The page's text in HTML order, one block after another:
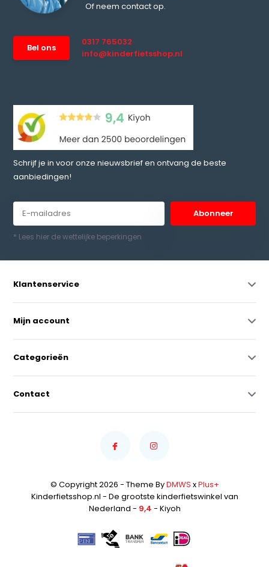
Of neem contact op.
Bel ons
0317 765032
info@kinderfietsshop.nl
Schrijf je in voor onze nieuwsbrief en ontvang de beste
aanbiedingen!
Abonneer
* Lees hier de wettelijke beperkingen
Klantenservice
Mijn account
Categorieën
Contact
© Copyright 2026 - Theme ByDMWS xPlus+
Kinderfietsshop.nl - De grootste kinderfietswinkel van
Nederland - 9,4 - Kiyoh